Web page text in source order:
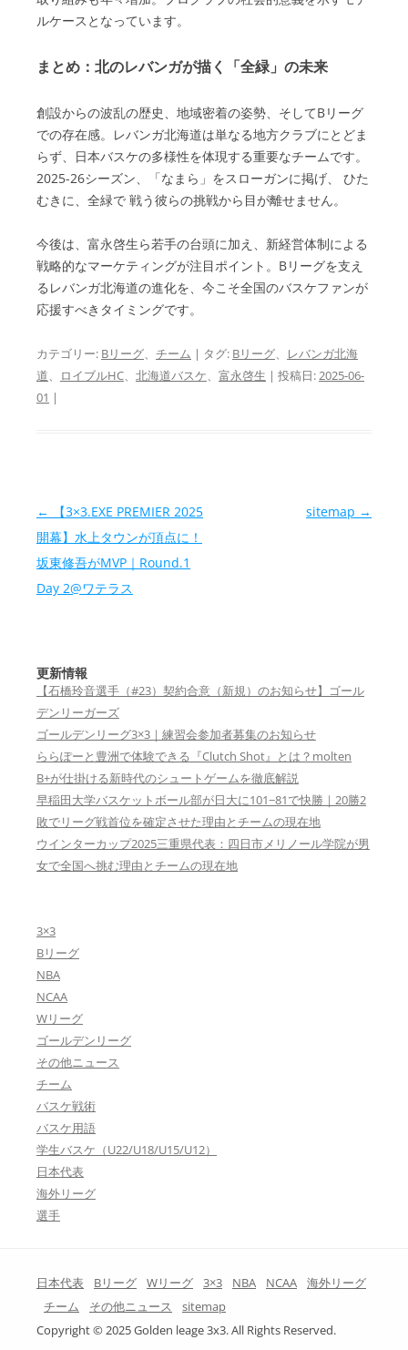
ルケースとなっています。
まとめ：北のレバンガが描く「全緑」の未来
創設からの波乱の歴史、地域密着の姿勢、そしてBリーグ
での存在感。レバンガ北海道は単なる地方クラブにとどま
らず、日本バスケの多様性を体現する重要なチームです。
2025-26シーズン、「なまら」をスローガンに掲げ、 ひた
むきに、全緑で 戦う彼らの挑戦から目が離せません。
今後は、富永啓生ら若手の台頭に加え、新経営体制による
戦略的なマーケティングが注目ポイント。Bリーグを支え
るレバンガ北海道の進化を、今こそ全国のバスケファンが
応援すべきタイミングです。
カテゴリー: Bリーグ、 チーム | タグ: Bリーグ、
レバンガ北海
道、 ロイブルHC、 北海道バスケ、 富永啓生 | 投稿日:2025-06-
01 |
投稿ナビゲーション
←
【3×3.EXE PREMIER 2025
開幕】水上タウンが頂点に！
坂東修吾がMVP｜Round.1
Day 2@ワテラス
sitemap →
更新情報
【石橋玲音選手（#23）契約合意（新規）のお知らせ】ゴール
デンリーガーズ
ゴールデンリーグ3×3｜練習会参加者募集のお知らせ
ららぽーと豊洲で体験できる『Clutch Shot』とは？molten
B+が仕掛ける新時代のシュートゲームを徹底解説
早稲田大学バスケットボール部が日大に101−81で快勝｜20勝2
敗でリーグ戦首位を確定させた理由とチームの現在地
ウインターカップ2025三重県代表：四日市メリノール学院が男
女で全国へ挑む理由とチームの現在地
3×3
Bリーグ
NBA
NCAA
Wリーグ
ゴールデンリーグ
その他ニュース
チーム
バスケ戦術
バスケ用語
学生バスケ（U22/U18/U15/U12）
日本代表
海外リーグ
選手
日本代表 Bリーグ Wリーグ 3×3 NBA NCAA
海外リーグ
チーム
その他ニュース
sitemap
Copyright © 2025 Golden leage 3x3. All Rights Reserved.